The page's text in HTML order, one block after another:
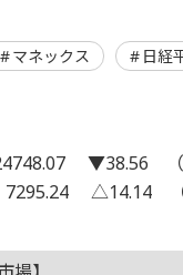
マネックス 日経
▼38.56 （
7295.24 △14.14 （